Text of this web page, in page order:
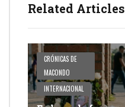
Related Articles
CRÓNICAS DE
MACONDO
INTERNACIONAL